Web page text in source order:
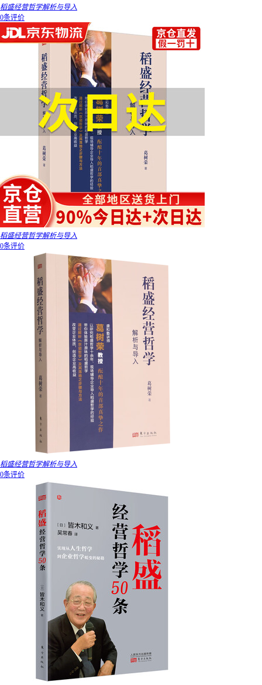
稻盛经营哲学解析与导入
0条评价
稻盛经营哲学解析与导入
0条评价
稻盛经营哲学解析与导入
0条评价